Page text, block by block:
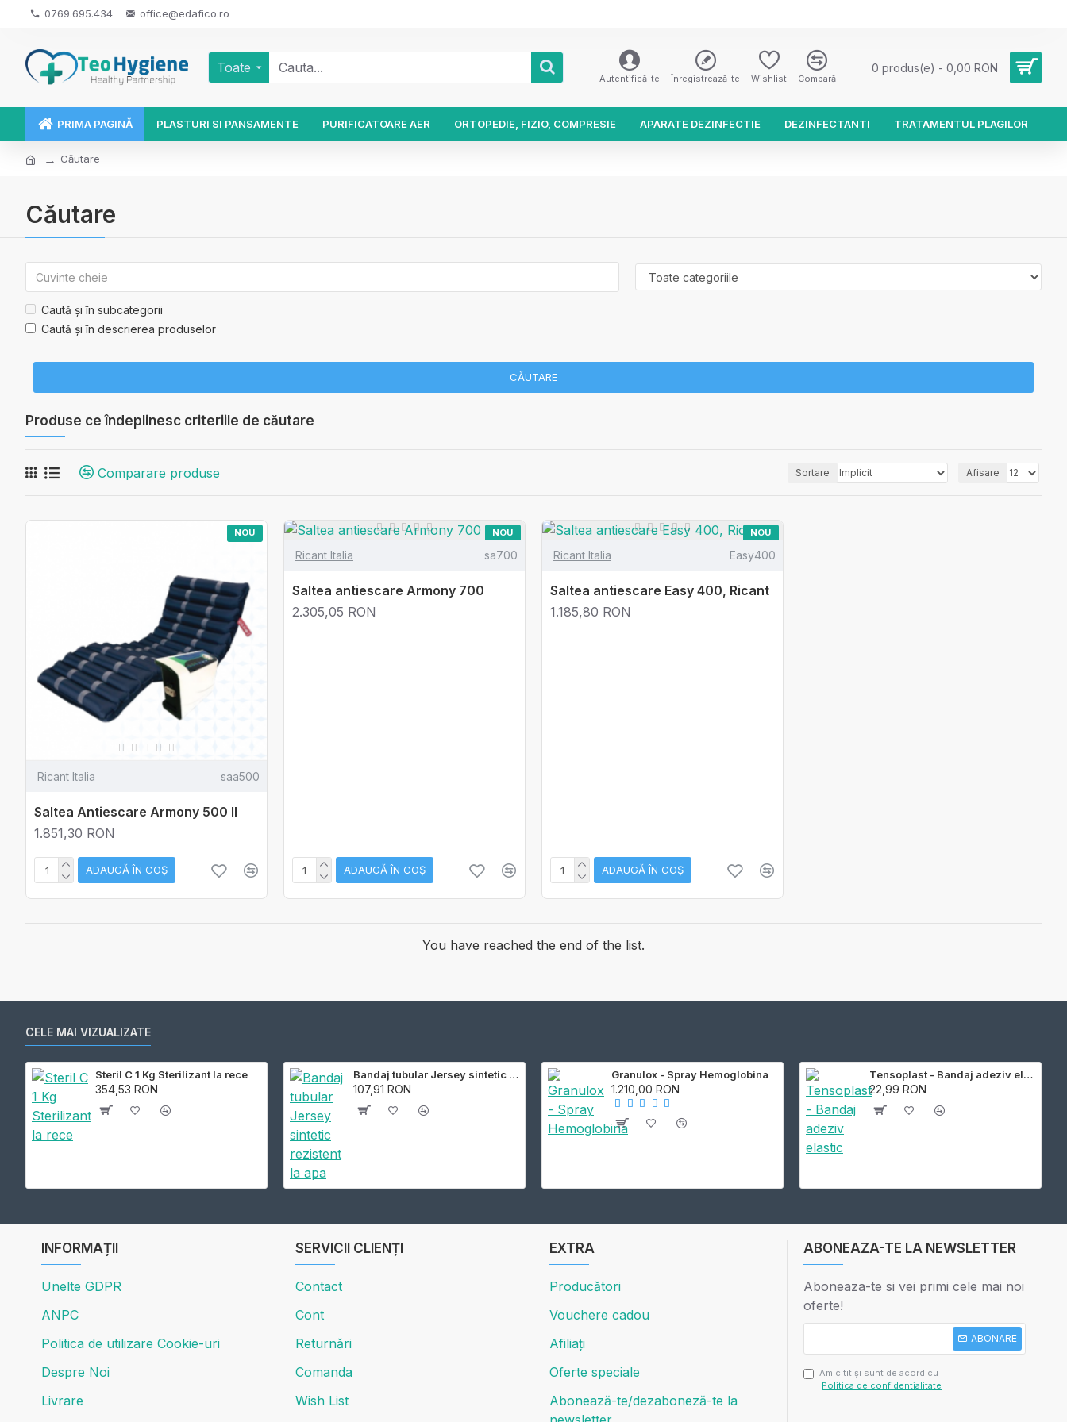
0769.695.434 office@edafico.ro
Toate
Autentifică-te Înregistrează-te Wishlist Compară
0 produs(e) - 0,00 RON
PRIMA PAGINĂ PLASTURI SI PANSAMENTE PURIFICATOARE AER ORTOPEDIE, FIZIO, COMPRESIE APARATE DEZINFECTIE DEZINFECTANTI TRATAMENTUL PLAGILOR
Căutare
Căutare
Caută și în subcategorii
Caută și în descrierea produselor
CĂUTARE
Produse ce îndeplinesc criteriile de căutare
Comparare produse Sortare Afisare
NOU
Ricant Italia saa500
Saltea Antiescare Armony 500 II
1.851,30 RON
ADAUGĂ ÎN COŞ
NOU
Ricant Italia sa700
Saltea antiescare Armony 700
2.305,05 RON
ADAUGĂ ÎN COŞ
NOU
Ricant Italia Easy400
Saltea antiescare Easy 400, Ricant
1.185,80 RON
ADAUGĂ ÎN COŞ
You have reached the end of the list.
CELE MAI VIZUALIZATE
Steril C 1 Kg Sterilizant la rece
354,53 RON
Bandaj tubular Jersey sintetic rezistent la apa
107,91 RON
Granulox - Spray Hemoglobina
1.210,00 RON
Tensoplast - Bandaj adeziv elastic
22,99 RON
INFORMAȚII
Unelte GDPR
ANPC
Politica de utilizare Cookie-uri
Despre Noi
Livrare
SERVICII CLIENȚI
Contact
Cont
Returnări
Comanda
Wish List
EXTRA
Producători
Vouchere cadou
Afiliați
Oferte speciale
Abonează-te/dezaboneză-te la
ABONEAZA-TE LA NEWSLETTER
Aboneaza-te si vei primi cele mai noi
oferte!
ABONARE
Am citit şi sunt de acord cu
Politica de confidentialitate